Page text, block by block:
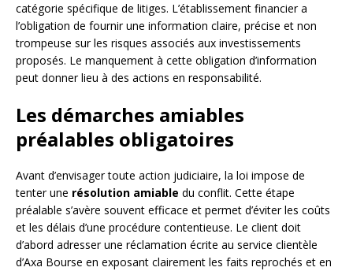
catégorie spécifique de litiges. L’établissement financier a
l’obligation de fournir une information claire, précise et non
trompeuse sur les risques associés aux investissements
proposés. Le manquement à cette obligation d’information
peut donner lieu à des actions en responsabilité.
Les démarches amiables
préalables obligatoires
Avant d’envisager toute action judiciaire, la loi impose de
tenter une résolution amiable du conflit. Cette étape
préalable s’avère souvent efficace et permet d’éviter les coûts
et les délais d’une procédure contentieuse. Le client doit
d’abord adresser une réclamation écrite au service clientèle
d’Axa Bourse en exposant clairement les faits reprochés et en